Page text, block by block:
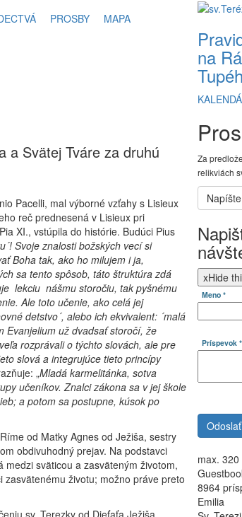
PROSBY MAPA
a Svätej Tváre za druhú
Pacelli, mal výborné vzťahy s Lisieux
reč prednesená v Lisieux pri
XI., vstúpila do histórie. Budúci Pius
Svoje znalosti božských vecí si
Boha tak, ako ho milujem i ja,
sa tento spôsob, táto štruktúra zdá
lekciu nášmu storočiu, tak pyšnému
Ale toto učenie, ako celá jej
detstvo´, alebo ich ekvivalent: ´malá
Evanjelium už dvadsať storočí, že
rozprávali o týchto slovách, ale pre
slová a integrujúce tieto princípy
„Mladá karmelitánka, sotva
učeníkov. Znalci zákona sa v jej škole
a potom sa postupne, kúsok po
od Matky Agnes od Ježiša, sestry
obdivuhodný prejav. Na podstavci
sväticou a zasväteným životom,
životu; možno práve preto
sv. Terezky od Dieťaťa Ježiša
na
Za
relikviách
xHide
Meno*
Príspevok*
max. 320
8964
Emilia